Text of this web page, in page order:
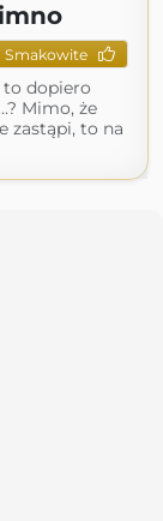
Smakowite
to dopiero
Mimo, że
zastąpi, to na